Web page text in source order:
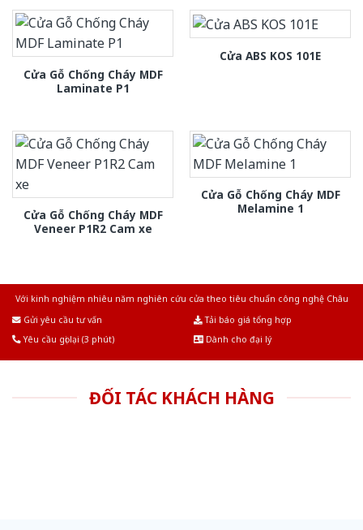
Cửa Gỗ Chống Cháy MDF
Laminate P1
Cửa ABS KOS 101E
Cửa Gỗ Chống Cháy MDF
Veneer P1R2 Cam xe
Cửa Gỗ Chống Cháy MDF
Melamine 1
Với kinh nghiệm nhiêu năm nghiên cứu cửa theo tiêu chuẩn công nghệ Châu
Gửi yêu cầu tư vấn
Tải báo giá tổng hợp
Yêu cầu gọi lại (3 phút)
Dành cho đại lý
ĐỐI TÁC KHÁCH HÀNG